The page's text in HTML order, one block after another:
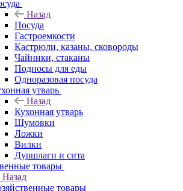
Назад
Посуда
Гастроемкости
Кастрюли, казаны, сковороды
Чайники, стаканы
Подносы для еды
Одноразовая посуда
утварь
Назад
Кухонная утварь
Шумовки
Ложки
Вилки
Дуршлаги и сита
товары
Назад
товары